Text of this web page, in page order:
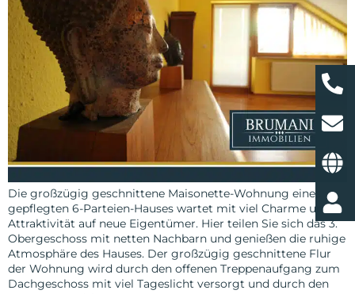
Die großzügig geschnittene Maisonette-Wohnung eines
gepflegten 6-Parteien-Hauses wartet mit viel Charme und
Attraktivität auf neue Eigentümer. Hier teilen Sie sich das 3.
Obergeschoss mit netten Nachbarn und genießen die ruhige
Atmosphäre des Hauses. Der großzügig geschnittene Flur
der Wohnung wird durch den offenen Treppenaufgang zum
Dachgeschoss mit viel Tageslicht versorgt und durch den